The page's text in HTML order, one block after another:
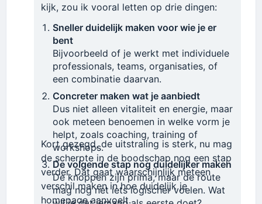
kijk, zou ik vooral letten op drie dingen:
Sneller duidelijk maken voor wie je er
bent
Bijvoorbeeld of je werkt met individuele
professionals, teams, organisaties, of
een combinatie daarvan.
Concreter maken wat je aanbiedt
Dus niet alleen vitaliteit en energie, maar
ook meteen benoemen in welke vorm je
helpt, zoals coaching, training of
workshops.
De volgende stap nog duidelijker maken
De knoppen zijn prima, maar de route
mag nog net iets logischer voelen. Wat
Kort gezegd, de uitstraling is sterk, nu mag
de scherpte in de boodschap nog een stap
verder. Dat gaat waarschijnlijk meteen
verschil maken in hoe duidelijk je
homepage aanvoelt.